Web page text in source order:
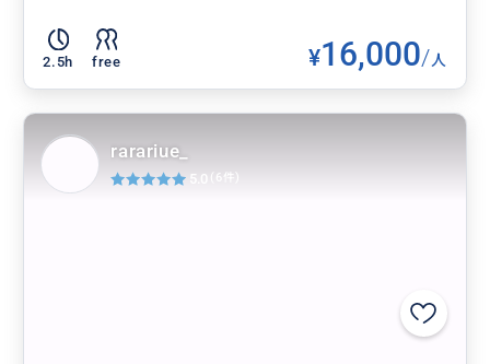
2.5h free ¥16,000/人
rarariue_
5.0 (6件)